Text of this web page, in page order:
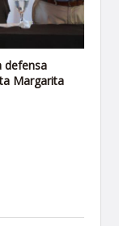
defensa
Margarita